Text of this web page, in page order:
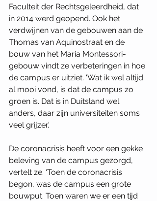
Faculteit der Rechtsgeleerdheid, dat
in 2014 werd geopend. Ook het
verdwijnen van de gebouwen aan de
Thomas van Aquinostraat en de
bouw van het Maria Montessori-
gebouw vindt ze verbeteringen in hoe
de campus er uitziet. ‘Wat ik wel altijd
al mooi vond, is dat de campus zo
groen is. Dat is in Duitsland wel
anders, daar zijn universiteiten soms
veel grijzer.’
De coronacrisis heeft voor een gekke
beleving van de campus gezorgd,
vertelt ze. ‘Toen de coronacrisis
begon, was de campus een grote
bouwput. Toen waren we er een tijd